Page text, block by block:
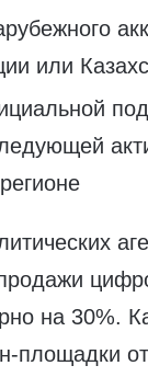
или
на 30%.
площадки